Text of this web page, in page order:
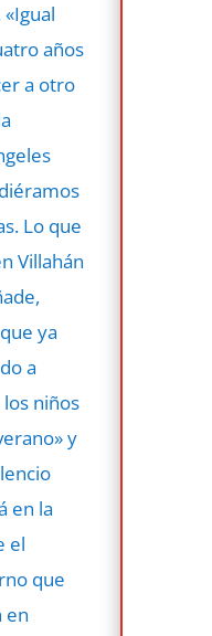
años
a otro
Lo que
Villahán
ya
a
niños
y
en la
el
que
en